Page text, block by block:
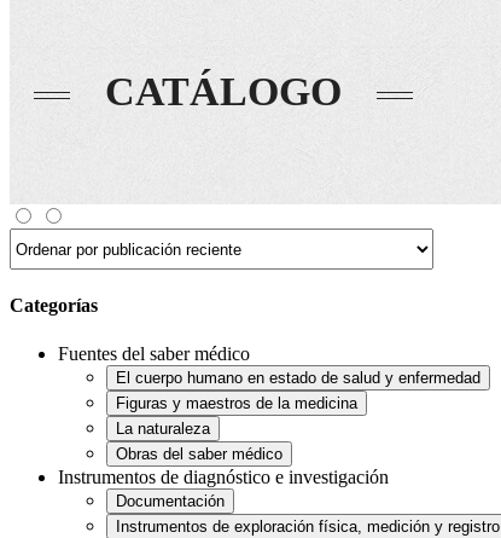
CATÁLOGO
Categorías
Fuentes del saber médico
El cuerpo humano en estado de salud y enfermedad
Figuras y maestros de la medicina
La naturaleza
Obras del saber médico
Instrumentos de diagnóstico e investigación
Documentación
Instrumentos de exploración física, medición y registro